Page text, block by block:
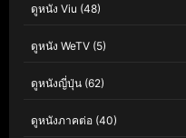
ดูหนัง Viu (48)
ดูหนัง WeTV (5)
ดูหนังญี่ปุ่น (62)
ดูหนังภาคต่อ (40)